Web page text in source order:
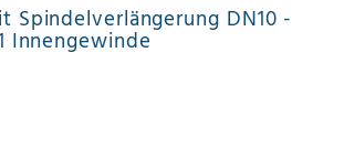
Spindelverlängerung DN10 -
Innengewinde